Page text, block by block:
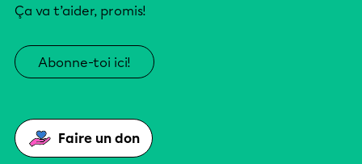
Ça va t’aider, promis!
Abonne-toi ici!
Faire un don